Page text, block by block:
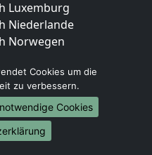
Luxemburg
Niederlande
Norwegen
Berlin
Hamburg
München
Köln
Cookies um die
zu verbessern.
Cookies